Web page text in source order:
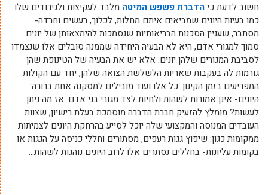
חשוב לדעת כיהדברת פשפש המיטה מלבד לעקיצות ולגירודים שלו
כמו בעיות היונים שמביאים איתם מחלות, לכלוך, רעשים וחרדה-
מסתבר, שעניין הסכנות הבריאותיות שנסמכות להימצאותן של יונים
סמוך למגורי אדם, היא לא הבעיה היחידה שממנה סובלים אלו שנצמדו
לסביבת המגורים שלהן יונים. אלא יש את הבעיה של הטינופת שהן
גורמות לה בעקבות שאריות הלשלשת הצואה שלהן, יחד עם הקולות
המפריעים בזמן הקינון. כל אלו ועוד מובילים למסקנה אחת ברורה:
היונים- אינן אמורות לשהות ולחיות לצד מגורי בני אדם. אז מה ניתן
לעשות? מומלץ להזעיק חברת הדברה מוסמכת בעלת רישיון, שצוות
העובדים המנוסה והמקצועי שלה יוכל לסייע בהרחקת היונים לצמיתות
ממקומות כגון: שיפוץ גגות רעפים, מסתורים וחללי כניסה על הגגות או
בקומות עליונות- בחללים נסתרים אלו לרוב היונים נוהגות לשהות…